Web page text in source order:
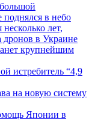
поднялся в небо
лет,
дронов в Украине
крупнейшим
истребитель “4,9
на новую систему
Японии в